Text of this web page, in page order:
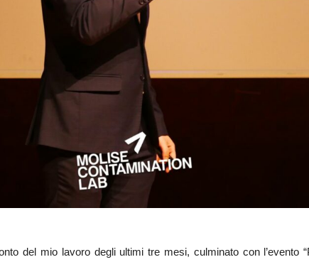
del mio lavoro degli ultimi tre mesi, culminato con l’evento